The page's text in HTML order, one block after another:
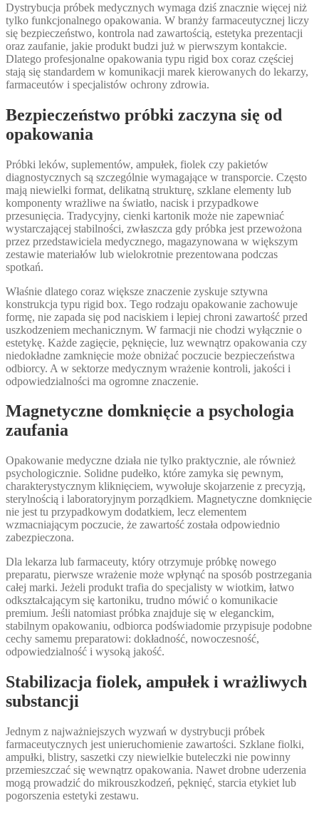
Dystrybucja próbek medycznych wymaga dziś znacznie więcej niż
tylko funkcjonalnego opakowania. W branży farmaceutycznej liczy
się bezpieczeństwo, kontrola nad zawartością, estetyka prezentacji
oraz zaufanie, jakie produkt budzi już w pierwszym kontakcie.
Dlatego profesjonalne opakowania typu rigid box coraz częściej
stają się standardem w komunikacji marek kierowanych do lekarzy,
farmaceutów i specjalistów ochrony zdrowia.
Bezpieczeństwo próbki zaczyna się od
opakowania
Próbki leków, suplementów, ampułek, fiolek czy pakietów
diagnostycznych są szczególnie wymagające w transporcie. Często
mają niewielki format, delikatną strukturę, szklane elementy lub
komponenty wrażliwe na światło, nacisk i przypadkowe
przesunięcia. Tradycyjny, cienki kartonik może nie zapewniać
wystarczającej stabilności, zwłaszcza gdy próbka jest przewożona
przez przedstawiciela medycznego, magazynowana w większym
zestawie materiałów lub wielokrotnie prezentowana podczas
spotkań.
Właśnie dlatego coraz większe znaczenie zyskuje sztywna
konstrukcja typu rigid box. Tego rodzaju opakowanie zachowuje
formę, nie zapada się pod naciskiem i lepiej chroni zawartość przed
uszkodzeniem mechanicznym. W farmacji nie chodzi wyłącznie o
estetykę. Każde zagięcie, pęknięcie, luz wewnątrz opakowania czy
niedokładne zamknięcie może obniżać poczucie bezpieczeństwa
odbiorcy. A w sektorze medycznym wrażenie kontroli, jakości i
odpowiedzialności ma ogromne znaczenie.
Magnetyczne domknięcie a psychologia
zaufania
Opakowanie medyczne działa nie tylko praktycznie, ale również
psychologicznie. Solidne pudełko, które zamyka się pewnym,
charakterystycznym kliknięciem, wywołuje skojarzenie z precyzją,
sterylnością i laboratoryjnym porządkiem. Magnetyczne domknięcie
nie jest tu przypadkowym dodatkiem, lecz elementem
wzmacniającym poczucie, że zawartość została odpowiednio
zabezpieczona.
Dla lekarza lub farmaceuty, który otrzymuje próbkę nowego
preparatu, pierwsze wrażenie może wpłynąć na sposób postrzegania
całej marki. Jeżeli produkt trafia do specjalisty w wiotkim, łatwo
odkształcającym się kartoniku, trudno mówić o komunikacie
premium. Jeśli natomiast próbka znajduje się w eleganckim,
stabilnym opakowaniu, odbiorca podświadomie przypisuje podobne
cechy samemu preparatowi: dokładność, nowoczesność,
odpowiedzialność i wysoką jakość.
Stabilizacja fiolek, ampułek i wrażliwych
substancji
Jednym z najważniejszych wyzwań w dystrybucji próbek
farmaceutycznych jest unieruchomienie zawartości. Szklane fiolki,
ampułki, blistry, saszetki czy niewielkie buteleczki nie powinny
przemieszczać się wewnątrz opakowania. Nawet drobne uderzenia
mogą prowadzić do mikrouszkodzeń, pęknięć, starcia etykiet lub
pogorszenia estetyki zestawu.